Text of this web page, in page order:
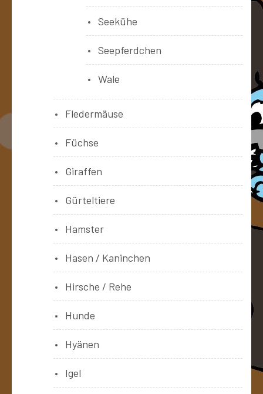
Seekühe
Seepferdchen
Wale
Fledermäuse
Füchse
Giraffen
Gürteltiere
Hamster
Hasen / Kaninchen
Hirsche / Rehe
Hunde
Hyänen
Igel